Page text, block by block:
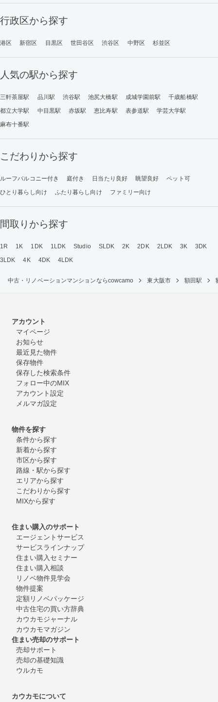
行政区から探す
港区 新宿区 目黒区 世田谷区 渋谷区 中野区 杉並区
人気の駅から探す
三軒茶屋駅 品川駅 渋谷駅 池尻大橋駅 成城学園前駅
千歳船橋駅
都立大学駅
中目黒駅 赤坂駅 恵比寿駅 表参道駅
学芸大学駅
麻布十番駅
こだわりから探す
ルーフバルコニー付き 庭付き 日当たり良好 眺望良好
ペット可
ひとり暮らし向け
ふたり暮らし向け ファミリー向け
間取りから探す
1R 1K 1DK 1LDK Studio SLDK 2K 2DK 2LDK 3K
3DK
3LDK
4K 4DK 4LDK
中古・リノベーションマンションならcowcamo 東大阪市 額田駅
アカウント
マイページ
お知らせ
最近見た物件
保存物件
保存した検索条件
フォロー中のMIX
アカウント設定
メルマガ設定
物件を探す
条件から探す
新着から探す
市区から探す
路線・駅から探す
エリアから探す
こだわりから探す
MIXから探す
住まい購入のサポート
エージェントサービス
サービスラインナップ
住まい購入セミナー
住まい購入相談
リノベ物件見学会
物件提案
定額リノベパッケージ
中古住宅の買い方辞典
カウカモジャーナル
カウカモマガジン
住まい売却のサポート
売却サポート
売却の基礎知識
ウルカモ
カウカモについて